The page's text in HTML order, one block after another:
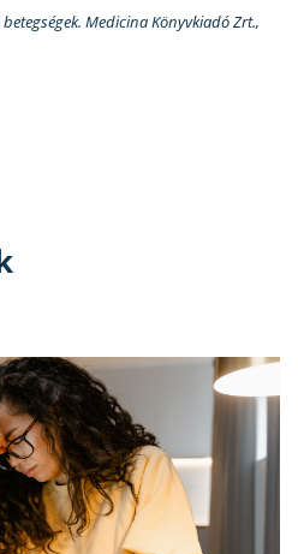
Medicina Könyvkiadó Zrt.,